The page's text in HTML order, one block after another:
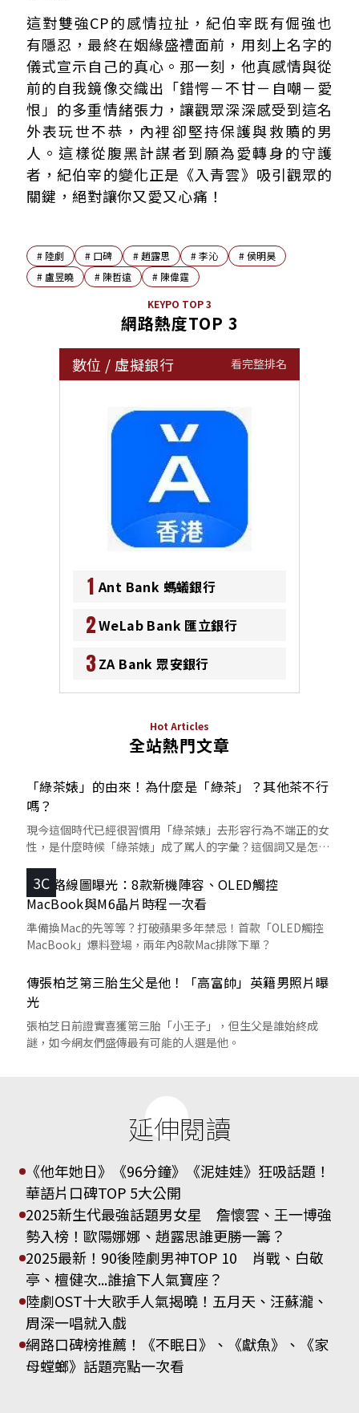
這對雙強CP的感情拉扯，紀伯宰既有倔強也
有隱忍，最終在姻緣盛禮面前，用刻上名字的
儀式宣示自己的真心。那一刻，他真感情與從
前的自我鏡像交織出「錯愕－不甘－自嘲－愛
恨」的多重情緒張力，讓觀眾深深感受到這名
外表玩世不恭，內裡卻堅持保護與救贖的男
人。這樣從腹黑計謀者到願為愛轉身的守護
者，紀伯宰的變化正是《入青雲》吸引觀眾的
關鍵，絕對讓你又愛又心痛！
# 陸劇 # 口碑 #趙露思 #李沁 #侯明昊
# 盧昱曉 # 陳哲遠 # 陳偉霆
KEYPO TOP 3
網路熱度TOP 3
數位 / 虛擬銀行 看完整排名
1 Ant Bank 螞蟻銀行
2WeLab Bank 匯立銀行
3 ZA Bank 眾安銀行
Hot Articles
全站熱門文章
「綠茶婊」的由來！為什麼是「綠茶」？其他茶不行
嗎？
現今這個時代已經很習慣用「綠茶婊」去形容行為不端正的女
性，是什麼時候「綠茶婊」成了罵人的字彙？這個詞又是怎麼
3C
蘋果路線圖曝光：8款新機陣容、OLED觸控
MacBook與M6晶片時程一次看
準備換Mac的先等等？打破蘋果多年禁忌！首款「OLED觸控
MacBook」爆料登場，兩年內8款Mac排隊下單？
傳張柏芝第三胎生父是他！「高富帥」英籍男照片曝
光
張柏芝日前證實喜獲第三胎「小王子」，但生父是誰始終成
謎，如今網友們盛傳最有可能的人選是他。
延伸閱讀
《他年她日》《96分鐘》《泥娃娃》狂吸話題！
華語片口碑TOP 5大公開
2025新生代最強話題男女星 詹懷雲、王一博強
勢入榜！歐陽娜娜、趙露思誰更勝一籌？
2025最新！90後陸劇男神TOP 10 肖戰、白敬
亭、檀健次...誰搶下人氣寶座？
陸劇OST十大歌手人氣揭曉！五月天、汪蘇瀧、
周深一唱就入戲
網路口碑榜推薦！《不眠日》、《獻魚》、《家
母螳螂》話題亮點一次看